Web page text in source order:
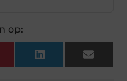
op:
LinkedIn Email